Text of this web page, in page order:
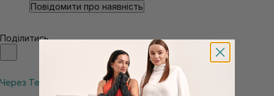
Повідомити про наявність
Поділитись
Через Telegram